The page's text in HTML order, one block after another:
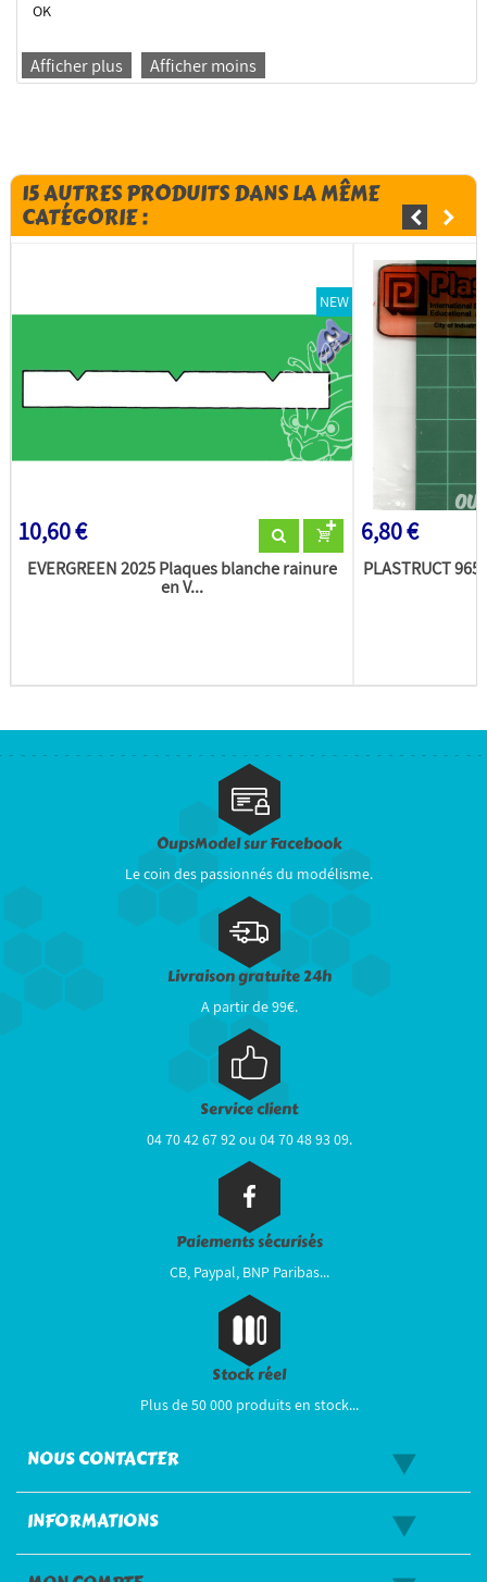
OK
Afficher plus Afficher moins
15 AUTRES PRODUITS DANS LA MÊME
CATÉGORIE :
NEW
10,60 €
EVERGREEN 2025 Plaques blanche rainure
en V...
6,80 €
PLASTRUCT
OupsModel sur Facebook
Le coin des passionnés du modélisme.
Livraison gratuite 24h
A partir de 99€.
Service client
04 70 42 67 92 ou 04 70 48 93 09.
Paiements sécurisés
CB, Paypal, BNP Paribas...
Stock réel
Plus de 50 000 produits en stock...
NOUS CONTACTER
INFORMATIONS